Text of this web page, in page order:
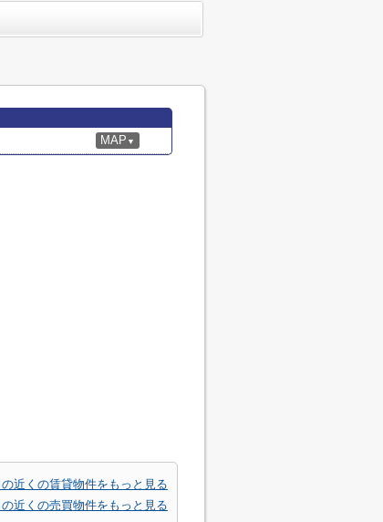
MAP ▼
近くの賃貸物件をもっと見る
近くの売買物件をもっと見る